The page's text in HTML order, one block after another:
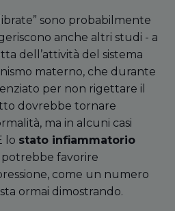
” sono probabilmente
anche altri studi - a
dell ’attività del sistema
materno, che durante
per non rigettare il
dovrebbe tornare
à, ma in alcuni casi
lo stato infiammatorio
potrebbe favorire
come un numero
ormai dimostrando.